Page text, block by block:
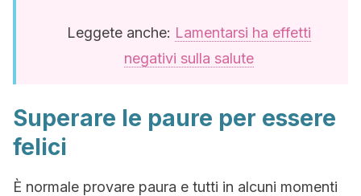
Leggete anche: Lamentarsi ha effetti
negativi sulla salute
Superare le paure per essere
felici
È normale provare paura e tutti in alcuni momenti